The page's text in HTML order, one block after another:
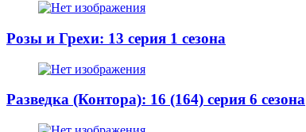
Розы и Грехи: 13 серия 1 сезона
Разведка (Контора): 16 (164) серия 6 сезона